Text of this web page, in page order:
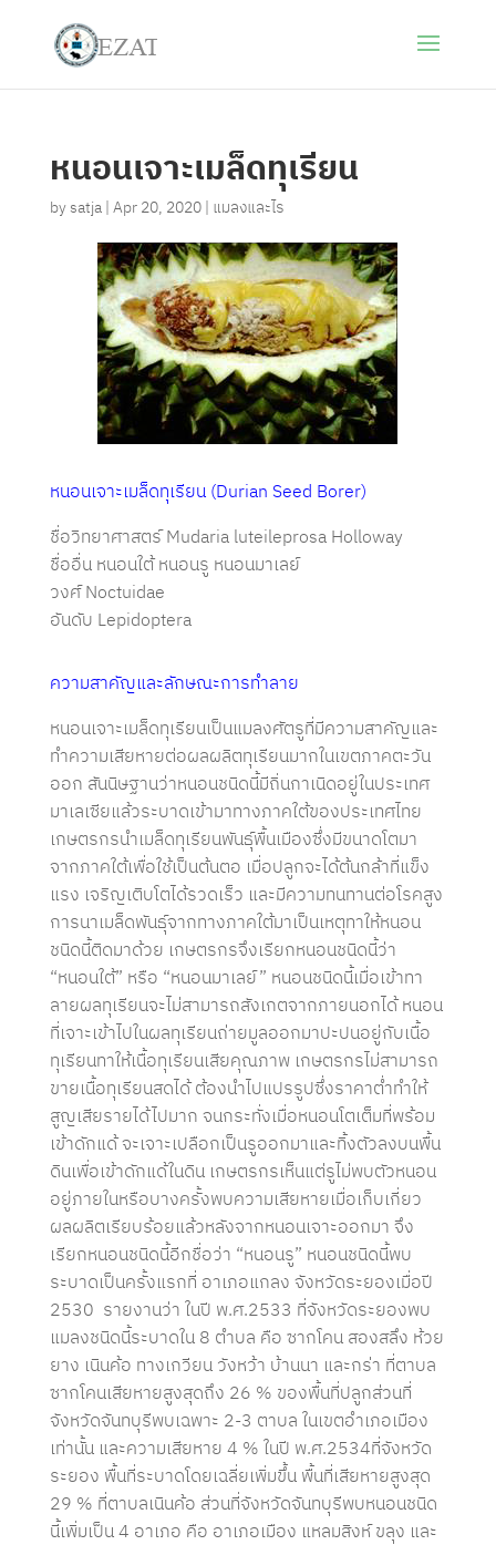
หนอนเจาะเมล็ดทุเรียน
bysatja| Apr 20, 2020| แมลงและไร
หนอนเจาะเมล็ดทุเรียน (Durian Seed Borer)
ชื่อวิทยาศาสตร์ Mudaria luteileprosa Holloway
ชื่ออื่น หนอนใต้ หนอนรู หนอนมาเลย์
วงศ์ Noctuidae
อันดับ Lepidoptera
ความสาคัญและลักษณะการทำลาย
หนอนเจาะเมล็ดทุเรียนเป็นแมลงศัตรูที่มีความสาคัญและ
ทำความเสียหายต่อผลผลิตทุเรียนมากในเขตภาคตะวัน
ออก สันนิษฐานว่าหนอนชนิดนี้มีถิ่นกาเนิดอยู่ในประเทศ
มาเลเซียแล้วระบาดเข้ามาทางภาคใต้ของประเทศไทย
เกษตรกรนำเมล็ดทุเรียนพันธุ์พื้นเมืองซึ่งมีขนาดโตมา
จากภาคใต้เพื่อใช้เป็นต้นตอ เมื่อปลูกจะได้ต้นกล้าที่แข็ง
แรง เจริญเติบโตได้รวดเร็ว และมีความทนทานต่อโรคสูง
การนาเมล็ดพันธุ์จากทางภาคใต้มาเป็นเหตุทาให้หนอน
ชนิดนี้ติดมาด้วย เกษตรกรจึงเรียกหนอนชนิดนี้ว่า
“หนอนใต้” หรือ “หนอนมาเลย์” หนอนชนิดนี้เมื่อเข้าทา
ลายผลทุเรียนจะไม่สามารถสังเกตจากภายนอกได้ หนอน
ที่เจาะเข้าไปในผลทุเรียนถ่ายมูลออกมาปะปนอยู่กับเนื้อ
ทุเรียนทาให้เนื้อทุเรียนเสียคุณภาพ เกษตรกรไม่สามารถ
ขายเนื้อทุเรียนสดได้ ต้องนำไปแปรรูปซึ่งราคาต่ำทำให้
สูญเสียรายได้ไปมาก จนกระทั่งเมื่อหนอนโตเต็มที่พร้อม
เข้าดักแด้ จะเจาะเปลือกเป็นรูออกมาและทิ้งตัวลงบนพื้น
ดินเพื่อเข้าดักแด้ในดิน เกษตรกรเห็นแต่รูไม่พบตัวหนอน
อยู่ภายในหรือบางครั้งพบความเสียหายเมื่อเก็บเกี่ยว
ผลผลิตเรียบร้อยแล้วหลังจากหนอนเจาะออกมา จึง
เรียกหนอนชนิดนี้อีกชื่อว่า “หนอนรู” หนอนชนิดนี้พบ
ระบาดเป็นครั้งแรกที่ อาเภอแกลง จังหวัดระยองเมื่อปี
2530 รายงานว่า ในปี พ.ศ.2533 ที่จังหวัดระยองพบ
แมลงชนิดนี้ระบาดใน 8 ตำบล คือ ซากโคน สองสลึง ห้วย
ยาง เนินค้อ ทางเกวียน วังหว้า บ้านนา และกร่า ที่ตาบล
ซากโคนเสียหายสูงสุดถึง 26 % ของพื้นที่ปลูกส่วนที่
จังหวัดจันทบุรีพบเฉพาะ 2-3 ตาบล ในเขตอำเภอเมือง
เท่านั้น และความเสียหาย 4 % ในปี พ.ศ.2534ที่จังหวัด
ระยอง พื้นที่ระบาดโดยเฉลี่ยเพิ่มขึ้น พื้นที่เสียหายสูงสุด
29 % ที่ตาบลเนินค้อ ส่วนที่จังหวัดจันทบุรีพบหนอนชนิด
นี้เพิ่มเป็น 4 อาเภอ คือ อาเภอเมือง แหลมสิงห์ ขลุง และ